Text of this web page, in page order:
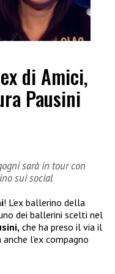
di Amici,
Pausini
sarà in tour con
sui social
! L’ex ballerino della
dei ballerini scelti nel
che ha preso il via il
l’ex compagno